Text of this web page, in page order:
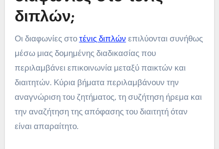
διπλών;
Οι διαφωνίες στο τένις διπλών επιλύονται συνήθως
μέσω μιας δομημένης διαδικασίας που
περιλαμβάνει επικοινωνία μεταξύ παικτών και
διαιτητών. Κύρια βήματα περιλαμβάνουν την
αναγνώριση του ζητήματος, τη συζήτηση ήρεμα και
την αναζήτηση της απόφασης του διαιτητή όταν
είναι απαραίτητο.